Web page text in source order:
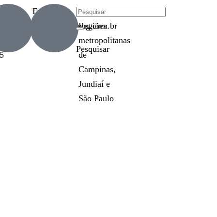
E-mail
beeeng@beeeng.com.br
Atendimento
Regiões
metropolitanas
de
Campinas,
Jundiaí e
São Paulo
Pesquisar